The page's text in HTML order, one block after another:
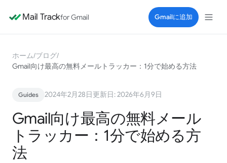
Mail Trackfor Gmail Gmailに追加
ホーム/ブログ/
Gmail向け最高の無料メールトラッカー：1分で始める方法
Guides 2024年2月28日更新日: 2026年6月9日
Gmail向け最高の無料メール
トラッカー：1分で始める方
法